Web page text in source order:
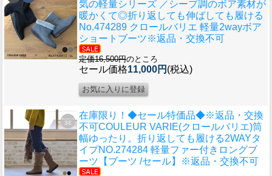
気の軽量シリーズ ／シープ調のボア素材が
暖かくて◎折り返しても伸ばしても履ける
No.474289 クロールバリエ 軽量2wayボア
ショートブーツ※返品・交換不可
定価16,500円のところ
セール価格11,000円 (税込)
在庫限り！◆セール特価品◆※返品・交換
不可COULEUR VARIE(クロールバリエ)筒
幅ゆったり。折り返しても履ける2WAYタ
イプNO.274284 軽量ファー付きロングブ
ーツ【ブーツ /セール】※返品・交換不可